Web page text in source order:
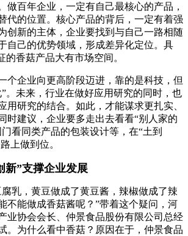
做百年企业，一定有自己最核心的产品，
代的位置。核心产品的背后，一定有着强
创新的主体，企业要找到与自己一路相随
自己的优势领域，形成差异化定位。具
的香菇产品大有市场空间。
企业向更高阶段迈进，靠的是科技，但
。未来，行业在做好应用研究的同时，也
用研究的结合。如此，才能谋求更扎实、
时建议，企业要多走出去看看“别人家的
看同类产品的包装设计等，在“土到
上做到位。
新”支撑企业发展
，黄豆做成了黄豆酱，辣椒做成了辣
不能做成香菇酱呢？”带着这个疑问，河
业协会会长、仲景食品股份有限公司总经
。为什么看中香菇？原因在于，仲景食品